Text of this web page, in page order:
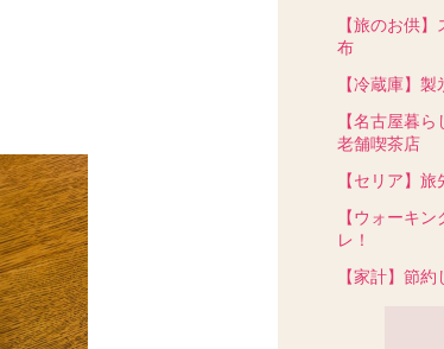
【旅のお供
布
【冷蔵庫】
【名古屋暮
老舗喫茶店
【セリア】
【ウォーキ
レ！
【家計】節